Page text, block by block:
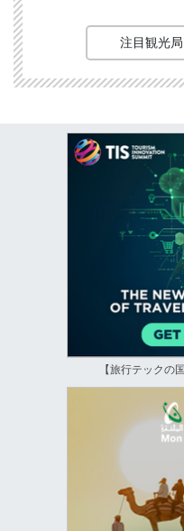
注目観光
【旅行テックの